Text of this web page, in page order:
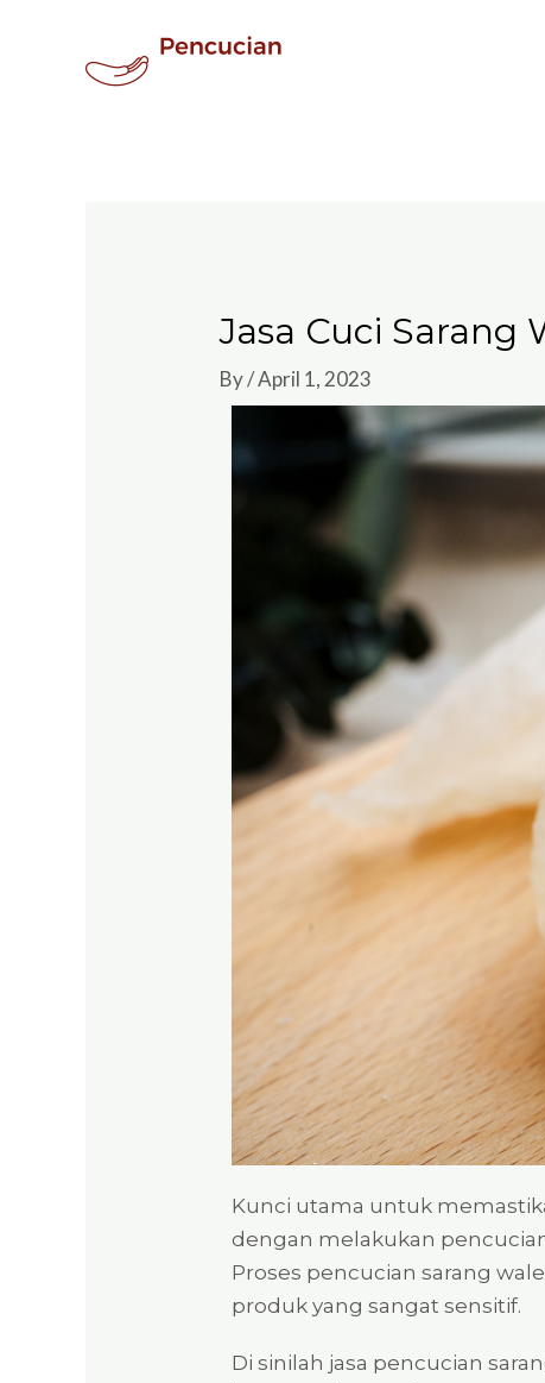
Jasa Cuci Sarang
By/April 1, 2023
Kunci utama untuk
dengan melakukan
Proses pencucian sarang
produk yang sangat sensitif.
Di sinilah jasa pencucian